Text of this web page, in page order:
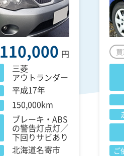
110,000 円
三菱
アウトランダー
平成17年
150,000km
ブレーキ・ABS
の警告灯点灯／
下回りサビあり
北海道名寄市 ご